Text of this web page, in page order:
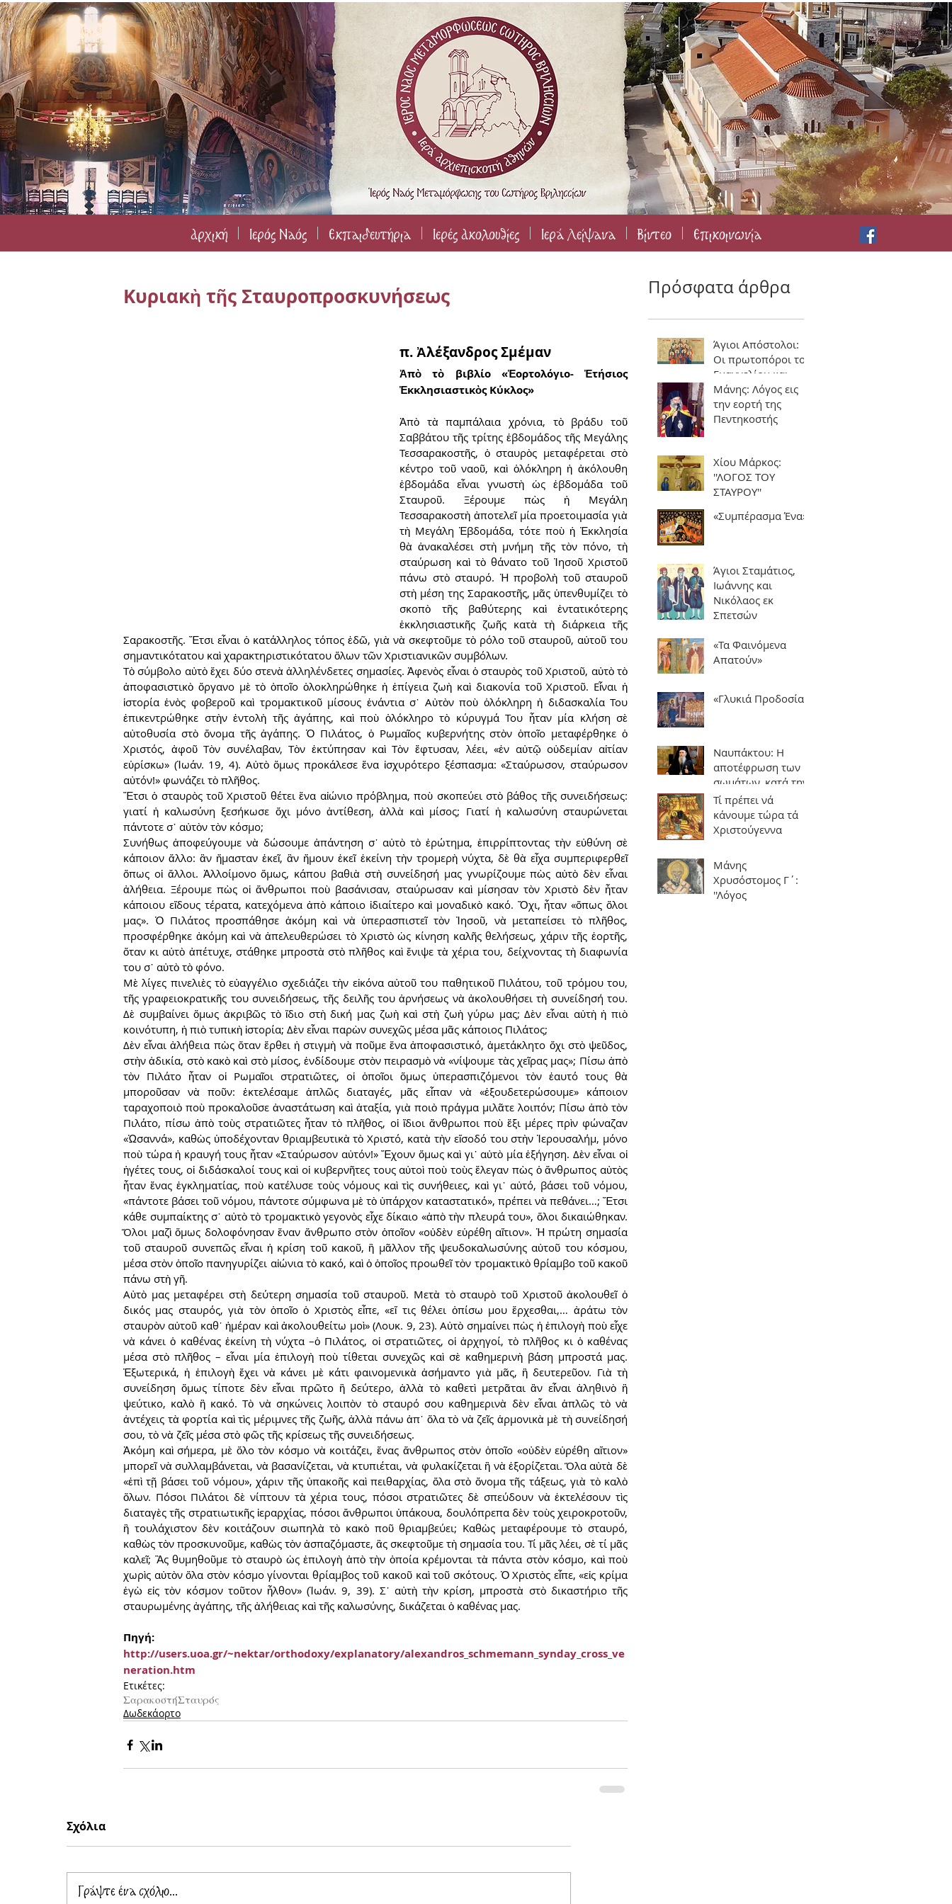
Αρχική Ιερός Ναός Εκπαιδευτήρια Ιερές Ακολουθίες Ιερά Λείψανα Βίντεο Επικοινωνία
Κυριακὴ τῆς Σταυροπροσκυνήσεως
π. Ἀλέξανδρος Σμέμαν
Ἀπὸ τὸ βιβλίο «Ἑορτολόγιο- Ἐτήσιος
Ἐκκλησιαστικὸς Κύκλος»
Ἀπὸ τὰ παμπάλαια χρόνια, τὸ βράδυ τοῦ
Σαββάτου τῆς τρίτης ἑβδομάδος τῆς Μεγάλης
Τεσσαρακοστῆς, ὁ σταυρὸς μεταφέρεται στὸ
κέντρο τοῦ ναοῦ, καὶ ὁλόκληρη ἡ ἀκόλουθη
ἑβδομάδα εἶναι γνωστὴ ὡς ἑβδομάδα τοῦ
Σταυροῦ. Ξέρουμε πὼς ἡ Μεγάλη
Τεσσαρακοστὴ ἀποτελεῖ μία προετοιμασία γιὰ
τὴ Μεγάλη Ἑβδομάδα, τότε ποὺ ἡ Ἐκκλησία
θὰ ἀνακαλέσει στὴ μνήμη τῆς τὸν πόνο, τὴ
σταύρωση καὶ τὸ θάνατο τοῦ Ἰησοῦ Χριστοῦ
πάνω στὸ σταυρό. Ἡ προβολὴ τοῦ σταυροῦ
στὴ μέση της Σαρακοστῆς, μᾶς ὑπενθυμίζει τὸ
σκοπὸ τῆς βαθύτερης καὶ ἐντατικότερης
ἐκκλησιαστικῆς ζωῆς κατὰ τὴ διάρκεια τῆς
Σαρακοστῆς. Ἔτσι εἶναι ὁ κατάλληλος τόπος ἐδῶ, γιὰ νὰ σκεφτοῦμε τὸ ρόλο τοῦ σταυροῦ, αὐτοῦ του
σημαντικότατου καὶ χαρακτηριστικότατου ὅλων τῶν Χριστιανικῶν συμβόλων.
Τὸ σύμβολο αὐτὸ ἔχει δύο στενὰ ἀλληλένδετες σημασίες. Ἀφενὸς εἶναι ὁ σταυρὸς τοῦ Χριστοῦ, αὐτὸ τὸ
ἀποφασιστικὸ ὄργανο μὲ τὸ ὁποῖο ὁλοκληρώθηκε ἡ ἐπίγεια ζωὴ καὶ διακονία τοῦ Χριστοῦ. Εἶναι ἡ
ἱστορία ἑνὸς φοβεροῦ καὶ τρομακτικοῦ μίσους ἐνάντια σ᾿ Αὐτὸν ποὺ ὁλόκληρη ἡ διδασκαλία Του
ἐπικεντρώθηκε στὴν ἐντολὴ τῆς ἀγάπης, καὶ ποὺ ὁλόκληρο τὸ κύρυγμά Του ἦταν μία κλήση σὲ
αὐτοθυσία στὸ ὄνομα τῆς ἀγάπης. Ὁ Πιλάτος, ὁ Ρωμαῖος κυβερνήτης στὸν ὁποῖο μεταφέρθηκε ὁ
Χριστός, ἀφοῦ Τὸν συνέλαβαν, Τὸν ἐκτύπησαν καὶ Τὸν ἔφτυσαν, λέει, «ἐν αὐτῷ οὐδεμίαν αἰτίαν
εὑρίσκω» (Ἰωάν. 19, 4). Αὐτὸ ὅμως προκάλεσε ἕνα ἰσχυρότερο ξέσπασμα: «Σταύρωσον, σταύρωσον
αὐτόν!» φωνάζει τὸ πλῆθος.
Ἔτσι ὁ σταυρὸς τοῦ Χριστοῦ θέτει ἕνα αἰώνιο πρόβλημα, ποὺ σκοπεύει στὸ βάθος τῆς συνειδήσεως:
γιατί ἡ καλωσύνη ξεσήκωσε ὄχι μόνο ἀντίθεση, ἀλλὰ καὶ μίσος; Γιατί ἡ καλωσύνη σταυρώνεται
πάντοτε σ᾿ αὐτὸν τὸν κόσμο;
Συνήθως ἀποφεύγουμε νὰ δώσουμε ἀπάντηση σ᾿ αὐτὸ τὸ ἐρώτημα, ἐπιρρίπτοντας τὴν εὐθύνη σὲ
κάποιον ἄλλο: ἂν ἤμασταν ἐκεῖ, ἂν ἤμουν ἐκεῖ ἐκείνη τὴν τρομερὴ νύχτα, δὲ θὰ εἶχα συμπεριφερθεῖ
ὅπως οἱ ἄλλοι. Ἀλλοίμονο ὅμως, κάπου βαθιὰ στὴ συνείδησή μας γνωρίζουμε πὼς αὐτὸ δὲν εἶναι
ἀλήθεια. Ξέρουμε πὼς οἱ ἄνθρωποι ποὺ βασάνισαν, σταύρωσαν καὶ μίσησαν τὸν Χριστὸ δὲν ἦταν
κάποιου εἴδους τέρατα, κατεχόμενα ἀπὸ κάποιο ἰδιαίτερο καὶ μοναδικὸ κακό. Ὄχι, ἦταν «ὅπως ὅλοι
μας». Ὁ Πιλάτος προσπάθησε ἀκόμη καὶ νὰ ὑπερασπιστεῖ τὸν Ἰησοῦ, νὰ μεταπείσει τὸ πλῆθος,
προσφέρθηκε ἀκόμη καὶ νὰ ἀπελευθερώσει τὸ Χριστὸ ὡς κίνηση καλῆς θελήσεως, χάριν τῆς ἑορτῆς,
ὅταν κι αὐτὸ ἀπέτυχε, στάθηκε μπροστὰ στὸ πλῆθος καὶ ἔνιψε τὰ χέρια του, δείχνοντας τὴ διαφωνία
του σ᾿ αὐτὸ τὸ φόνο.
Μὲ λίγες πινελιὲς τὸ εὐαγγέλιο σχεδιάζει τὴν εἰκόνα αὐτοῦ του παθητικοῦ Πιλάτου, τοῦ τρόμου του,
τῆς γραφειοκρατικῆς του συνειδήσεως, τῆς δειλῆς του ἀρνήσεως νὰ ἀκολουθήσει τὴ συνείδησή του.
Δὲ συμβαίνει ὅμως ἀκριβῶς τὸ ἴδιο στὴ δική μας ζωὴ καὶ στὴ ζωὴ γύρω μας; Δὲν εἶναι αὐτὴ ἡ πιὸ
κοινότυπη, ἡ πιὸ τυπικὴ ἱστορία; Δὲν εἶναι παρὼν συνεχῶς μέσα μᾶς κάποιος Πιλάτος;
Δὲν εἶναι ἀλήθεια πὼς ὅταν ἔρθει ἡ στιγμὴ νὰ ποῦμε ἕνα ἀποφασιστικό, ἀμετάκλητο ὄχι στὸ ψεῦδος,
στὴν ἀδικία, στὸ κακὸ καὶ στὸ μίσος, ἐνδίδουμε στὸν πειρασμὸ νὰ «νίψουμε τὰς χεῖρας μας»; Πίσω ἀπὸ
τὸν Πιλάτο ἦταν οἱ Ρωμαῖοι στρατιῶτες, οἱ ὁποῖοι ὅμως ὑπερασπιζόμενοι τὸν ἑαυτό τους θὰ
μποροῦσαν νὰ ποῦν: ἐκτελέσαμε ἁπλῶς διαταγές, μᾶς εἶπαν νὰ «ἐξουδετερώσουμε» κάποιον
ταραχοποιὸ ποὺ προκαλοῦσε ἀναστάτωση καὶ ἀταξία, γιὰ ποιὸ πράγμα μιλᾶτε λοιπόν; Πίσω ἀπὸ τὸν
Πιλάτο, πίσω ἀπὸ τοὺς στρατιῶτες ἦταν τὸ πλῆθος, οἱ ἴδιοι ἄνθρωποι ποὺ ἕξι μέρες πρὶν φώναζαν
«Ὡσαννά», καθὼς ὑποδέχονταν θριαμβευτικὰ τὸ Χριστό, κατὰ τὴν εἴσοδό του στὴν Ἱερουσαλήμ, μόνο
ποὺ τώρα ἡ κραυγή τους ἦταν «Σταύρωσον αὐτόν!» Ἔχουν ὅμως καὶ γι᾿ αὐτὸ μία ἐξήγηση. Δὲν εἶναι οἱ
ἡγέτες τους, οἱ διδάσκαλοί τους καὶ οἱ κυβερνῆτες τους αὐτοὶ ποὺ τοὺς ἔλεγαν πὼς ὁ ἄνθρωπος αὐτὸς
ἦταν ἕνας ἐγκληματίας, ποὺ κατέλυσε τοὺς νόμους καὶ τὶς συνήθειες, καὶ γι᾿ αὐτό, βάσει τοῦ νόμου,
«πάντοτε βάσει τοῦ νόμου, πάντοτε σύμφωνα μὲ τὸ ὑπάρχον καταστατικό», πρέπει νὰ πεθάνει…; Ἔτσι
κάθε συμπαίκτης σ᾿ αὐτὸ τὸ τρομακτικὸ γεγονὸς εἶχε δίκαιο «ἀπὸ τὴν πλευρά του», ὅλοι δικαιώθηκαν.
Ὅλοι μαζὶ ὅμως δολοφόνησαν ἕναν ἄνθρωπο στὸν ὁποῖον «οὐδὲν εὑρέθη αἴτιον». Ἡ πρώτη σημασία
τοῦ σταυροῦ συνεπῶς εἶναι ἡ κρίση τοῦ κακοῦ, ἢ μᾶλλον τῆς ψευδοκαλωσύνης αὐτοῦ του κόσμου,
μέσα στὸν ὁποῖο πανηγυρίζει αἰώνια τὸ κακό, καὶ ὁ ὁποῖος προωθεῖ τὸν τρομακτικὸ θρίαμβο τοῦ κακοῦ
πάνω στὴ γῆ.
Αὐτὸ μας μεταφέρει στὴ δεύτερη σημασία τοῦ σταυροῦ. Μετὰ τὸ σταυρὸ τοῦ Χριστοῦ ἀκολουθεῖ ὁ
δικός μας σταυρός, γιὰ τὸν ὁποῖο ὁ Χριστὸς εἶπε, «εἴ τις θέλει ὀπίσω μου ἔρχεσθαι,… ἀράτω τὸν
σταυρὸν αὐτοῦ καθ᾿ ἡμέραν καὶ ἀκολουθείτω μοὶ» (Λουκ. 9, 23). Αὐτὸ σημαίνει πὼς ἡ ἐπιλογὴ ποὺ εἶχε
νὰ κάνει ὁ καθένας ἐκείνη τὴ νύχτα –ὁ Πιλάτος, οἱ στρατιῶτες, οἱ ἀρχηγοί, τὸ πλῆθος κι ὁ καθένας
μέσα στὸ πλῆθος – εἶναι μία ἐπιλογὴ ποὺ τίθεται συνεχῶς καὶ σὲ καθημερινὴ βάση μπροστά μας.
Ἐξωτερικά, ἡ ἐπιλογὴ ἔχει νὰ κάνει μὲ κάτι φαινομενικὰ ἀσήμαντο γιὰ μᾶς, ἢ δευτερεῦον. Γιὰ τὴ
συνείδηση ὅμως τίποτε δὲν εἶναι πρῶτο ἢ δεύτερο, ἀλλὰ τὸ καθετὶ μετρᾶται ἂν εἶναι ἀληθινὸ ἢ
ψεύτικο, καλὸ ἢ κακό. Τὸ νὰ σηκώνεις λοιπὸν τὸ σταυρό σου καθημερινὰ δὲν εἶναι ἁπλῶς τὸ νὰ
ἀντέχεις τὰ φορτία καὶ τὶς μέριμνες τῆς ζωῆς, ἀλλὰ πάνω ἀπ᾿ ὅλα τὸ νὰ ζεῖς ἁρμονικὰ μὲ τὴ συνείδησή
σου, τὸ νὰ ζεῖς μέσα στὸ φῶς τῆς κρίσεως τῆς συνειδήσεως.
Ἀκόμη καὶ σήμερα, μὲ ὅλο τὸν κόσμο νὰ κοιτάζει, ἕνας ἄνθρωπος στὸν ὁποῖο «οὐδὲν εὑρέθη αἴτιον»
μπορεῖ νὰ συλλαμβάνεται, νὰ βασανίζεται, νὰ κτυπιέται, νὰ φυλακίζεται ἢ νὰ ἐξορίζεται. Ὅλα αὐτὰ δὲ
«ἐπὶ τῇ βάσει τοῦ νόμου», χάριν τῆς ὑπακοῆς καὶ πειθαρχίας, ὅλα στὸ ὄνομα τῆς τάξεως, γιὰ τὸ καλὸ
ὅλων. Πόσοι Πιλάτοι δὲ νίπτουν τὰ χέρια τους, πόσοι στρατιῶτες δὲ σπεύδουν νὰ ἐκτελέσουν τὶς
διαταγὲς τῆς στρατιωτικῆς ἱεραρχίας, πόσοι ἄνθρωποι ὑπάκουα, δουλόπρεπα δὲν τοὺς χειροκροτοῦν,
ἢ τουλάχιστον δὲν κοιτάζουν σιωπηλὰ τὸ κακὸ ποῦ θριαμβεύει; Καθὼς μεταφέρουμε τὸ σταυρό,
καθὼς τὸν προσκυνοῦμε, καθὼς τὸν ἀσπαζόμαστε, ἂς σκεφτοῦμε τὴ σημασία του. Τί μᾶς λέει, σὲ τί μᾶς
καλεῖ; Ἂς θυμηθοῦμε τὸ σταυρὸ ὡς ἐπιλογὴ ἀπὸ τὴν ὁποία κρέμονται τὰ πάντα στὸν κόσμο, καὶ ποὺ
χωρὶς αὐτὸν ὅλα στὸν κόσμο γίνονται θρίαμβος τοῦ κακοῦ καὶ τοῦ σκότους. Ὁ Χριστὸς εἶπε, «εἰς κρίμα
ἐγὼ εἰς τὸν κόσμον τοῦτον ἦλθον» (Ἰωάν. 9, 39). Σ᾿ αὐτὴ τὴν κρίση, μπροστὰ στὸ δικαστήριο τῆς
σταυρωμένης ἀγάπης, τῆς ἀλήθειας καὶ τῆς καλωσύνης, δικάζεται ὁ καθένας μας.
Πηγή:
http://users.uoa.gr/~nektar/orthodoxy/explanatory/alexandros_schmemann_synday_cross_ve
neration.htm
Ετικέτες:
ΣαρακοστήΣταυρός
Δωδεκάορτο
Σχόλια
Γράψτε ένα σχόλιο...
Πρόσφατα άρθρα
Άγιοι Απόστολοι:
Οι πρωτοπόροι του
Ευαγγελίου και
θεμέλιοι της
Εκκλησίας
Μάνης: Λόγος εις
την εορτή της
Πεντηκοστής
Χίου Μάρκος:
''ΛΟΓΟΣ ΤΟΥ
ΣΤΑΥΡΟΥ''
«Συμπέρασμα Ένα»
Άγιοι Σταμάτιος,
Ιωάννης και
Νικόλαος εκ
Σπετσών
«Τα Φαινόμενα
Απατούν»
«Γλυκιά Προδοσία»
Ναυπάκτου: Η
αποτέφρωση των
σωμάτων, κατά την
Εκκλησία της
Ελλάδος
Τί πρέπει νά
κάνουμε τώρα τά
Χριστούγεννα
Μάνης
Χρυσόστομος Γ΄:
''Λόγος